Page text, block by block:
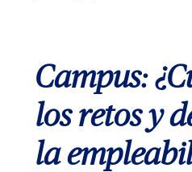
Campus:
los retos y
la